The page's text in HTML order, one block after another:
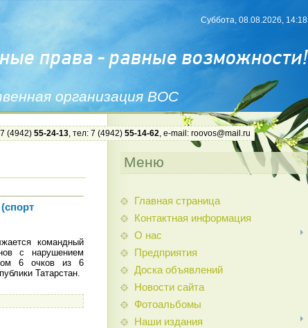
организация ВОС
Суббота, 08.08.2026, 14:18
(4942) 55-24-13, тел: 7 (4942) 55-14-62, e-mail: roovos@mail.ru
командный
с нарушением
6 очков из 6
Татарстан.
Меню
Главная страница
Контактная информация
О нас
Предприятия
Доска объявлений
Новости сайта
Фотоальбомы
Наши издания